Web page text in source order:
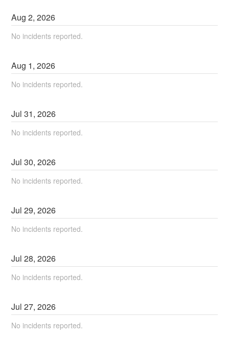
Aug2,2026
No incidents reported.
Aug 1,2026
No incidents reported.
Jul31,2026
No incidents reported.
Jul30,2026
No incidents reported.
Jul29,2026
No incidents reported.
Jul28,2026
No incidents reported.
Jul27,2026
No incidents reported.